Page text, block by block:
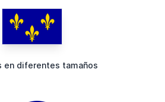
en diferentes tamaños